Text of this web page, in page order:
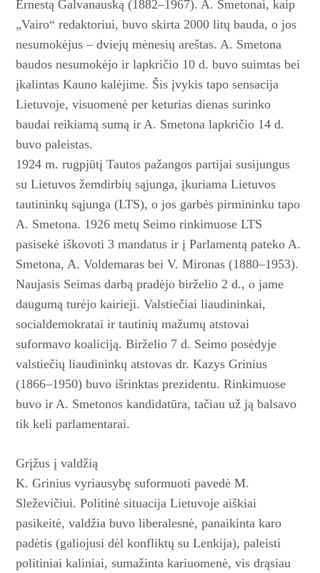
Ernestą Galvanauską (1882–1967). A. Smetonai, kaip
„Vairo“ redaktoriui, buvo skirta 2000 litų bauda, o jos
nesumokėjus – dviejų mėnesių areštas. A. Smetona
baudos nesumokėjo ir lapkričio 10 d. buvo suimtas bei
įkalintas Kauno kalėjime. Šis įvykis tapo sensacija
Lietuvoje, visuomenė per keturias dienas surinko
baudai reikiamą sumą ir A. Smetona lapkričio 14 d.
buvo paleistas.
1924 m. rugpjūtį Tautos pažangos partijai susijungus
su Lietuvos žemdirbių sąjunga, įkuriama Lietuvos
tautininkų sąjunga (LTS), o jos garbės pirmininku tapo
A. Smetona. 1926 metų Seimo rinkimuose LTS
pasisekė iškovoti 3 mandatus ir į Parlamentą pateko A.
Smetona, A. Voldemaras bei V. Mironas (1880–1953).
Naujasis Seimas darbą pradėjo birželio 2 d., o jame
daugumą turėjo kairieji. Valstiečiai liaudininkai,
socialdemokratai ir tautinių mažumų atstovai
suformavo koaliciją. Birželio 7 d. Seimo posėdyje
valstiečių liaudininkų atstovas dr. Kazys Grinius
(1866–1950) buvo išrinktas prezidentu. Rinkimuose
buvo ir A. Smetonos kandidatūra, tačiau už ją balsavo
tik keli parlamentarai.
Grįžus į valdžią
K. Grinius vyriausybę suformuo­ti pavedė M.
Sleževičiui. Politinė situa­cija Lietuvoje aiškiai
pasikeitė, valdžia buvo liberalesnė, panaikinta karo
padėtis (galiojusi dėl konfliktų su Lenkija), paleisti
politiniai kaliniai, sumažinta kariuomenė, vis drąsiau